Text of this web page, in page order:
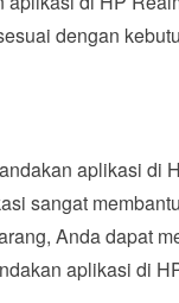
dengan
aplikasi di
sangat
Anda dapat
aplikasi di